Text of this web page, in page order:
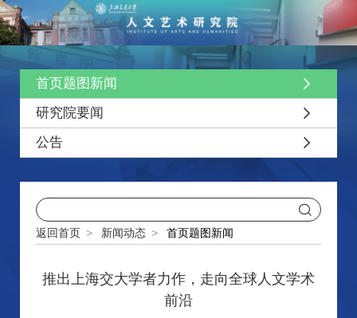
首页题图新闻
研究院要闻
公告
返回首页 > 新闻动态 > 首页题图新闻
推出上海交大学者力作，走向全球人文学术
前沿